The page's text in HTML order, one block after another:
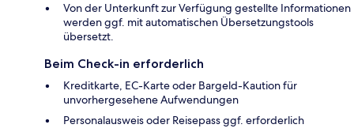
Von der Unterkunft zur Verfügung gestellte Informationen
werden ggf. mit automatischen Übersetzungstools
übersetzt.
Beim Check-in erforderlich
Kreditkarte, EC-Karte oder Bargeld-Kaution für
unvorhergesehene Aufwendungen
Personalausweis oder Reisepass ggf. erforderlich